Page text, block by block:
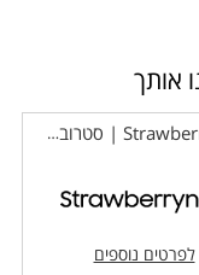
אותך
StrawberryNET | סטרוברינט
לפרטים נוספים